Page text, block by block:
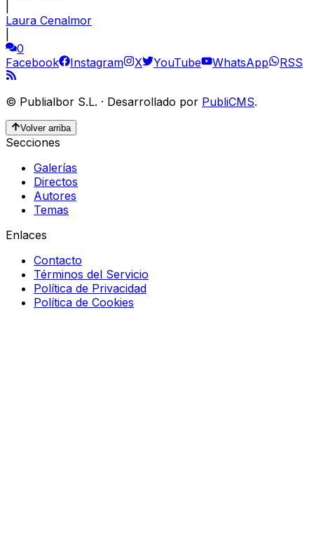
Laura Cenalmor
0
Facebook
Instagram X YouTube WhatsApp RSS
© Publialbor S.L. · Desarrollado por PubliCMS.
Volver arriba
Secciones
Galerías
Directos
Autores
Temas
Enlaces
Contacto
Términos del Servicio
Política de Privacidad
Política de Cookies